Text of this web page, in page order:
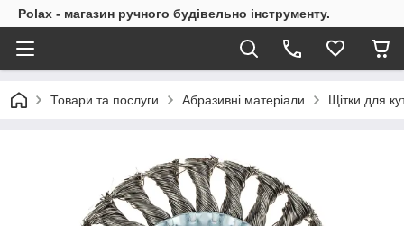
Polax - магазин ручного будівельно інструменту.
Товари та послуги Абразивні матеріали Щітки для